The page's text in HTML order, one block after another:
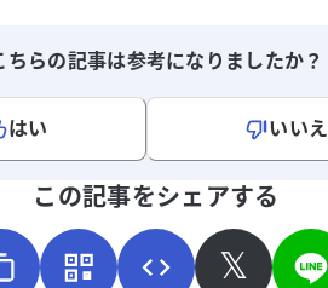
ちらの記事は参考になりましたか？
はい
いいえ
この記事をシェアする
𝕏